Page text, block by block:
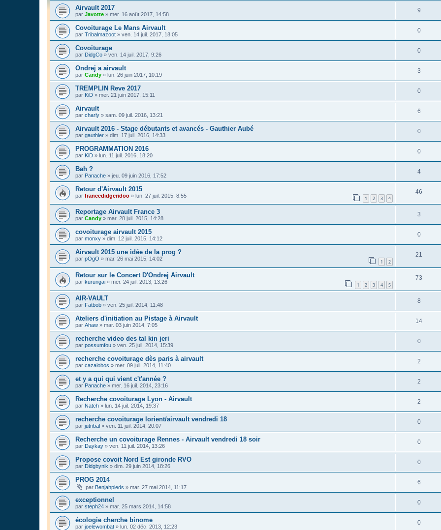
Airvault 2017
par Javotte » mer. 16 août 2017, 14:58
9
Covoiturage Le Mans Airvault
par Tribalmazoot » ven. 14 juil. 2017, 18:05
0
Covoiturage
par DidgCo » ven. 14 juil. 2017, 9:26
0
Ondrej a airvault
par Candy » lun. 26 juin 2017, 10:19
3
TREMPLIN Reve 2017
par KiD » mer. 21 juin 2017, 15:11
0
Airvault
par charly » sam. 09 juil. 2016, 13:21
6
Airvault 2016 - Stage débutants et avancés - Gauthier Aubé
par gauthier » dim. 17 juil. 2016, 14:33
0
PROGRAMMATION 2016
par KiD » lun. 11 juil. 2016, 18:20
0
Bah ?
par Panache » jeu. 09 juin 2016, 17:52
4
Retour d'Airvault 2015
par francedidgeridoo » lun. 27 juil. 2015, 8:55 1 2 3 4
46
Reportage Airvault France 3
par Candy » mar. 28 juil. 2015, 14:28
3
covoiturage airvault 2015
par monxy » dim. 12 juil. 2015, 14:12
0
Airvault 2015 une idée de la prog ?
par pOgO » mar. 26 mai 2015, 14:02 1 2
21
Retour sur le Concert D'Ondrej Airvault
par kurungai » mer. 24 juil. 2013, 13:26 1 2 3 4 5
73
AIR-VAULT
par Fatbob » ven. 25 juil. 2014, 11:48
8
Ateliers d'initiation au Pistage à Airvault
par Ahaw » mar. 03 juin 2014, 7:05
14
recherche video des tal kin jeri
par possumfou » ven. 25 juil. 2014, 15:39
0
recherche covoiturage dès paris à airvault
par cazalobos » mer. 09 juil. 2014, 11:40
2
et y a qui qui vient c't'année ?
par Panache » mer. 16 juil. 2014, 23:16
2
Recherche covoiturage Lyon - Airvault
par Natch » lun. 14 juil. 2014, 19:37
2
recherche covoiturage lorient/airvault vendredi 18
par jutribal » ven. 11 juil. 2014, 20:07
0
Recherche un covoiturage Rennes - Airvault vendredi 18 soir
par Daykay » ven. 11 juil. 2014, 13:26
0
Propose covoit Nord Est gironde RVO
par Didgbynik » dim. 29 juin 2014, 18:26
0
PROG 2014
par Benjahpieds » mar. 27 mai 2014, 11:17
6
exceptionnel
par steph24 » mar. 25 mars 2014, 14:58
0
écologie cherche binome
par joelewombat » lun. 02 déc. 2013, 12:23
0